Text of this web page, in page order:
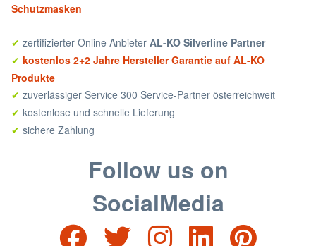
Schutzmasken
✔ zertifizierter Online Anbieter AL-KO Silverline Partner
✔ kostenlos 2+2 Jahre Hersteller Garantie auf AL-KO
Produkte
✔ zuverlässiger Service 300 Service-Partner österreichweit
✔ kostenlose und schnelle Lieferung
✔ sichere Zahlung
Follow us on
SocialMedia